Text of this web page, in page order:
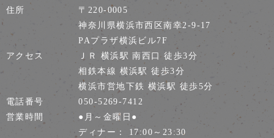
住所
〒220-0005
神奈川県横浜市西区南幸2-9-17
PAプラザ横浜ビル7F
アクセス
ＪＲ 横浜駅 南西口 徒歩3分
相鉄本線 横浜駅 徒歩3分
横浜市営地下鉄 横浜駅 徒歩5分
電話番号
050-5269-7412
営業時間
●月～金曜日●
ディナー： 17:00～23:30